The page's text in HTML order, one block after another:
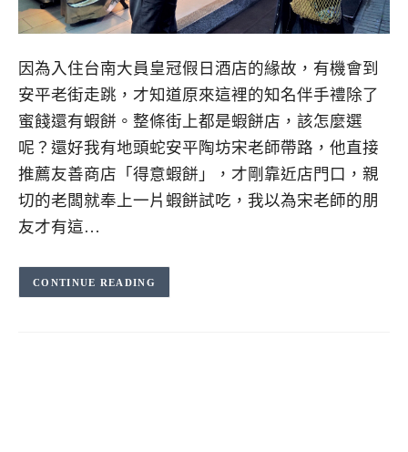
因為入住台南大員皇冠假日酒店的緣故，有機會到
安平老街走跳，才知道原來這裡的知名伴手禮除了
蜜餞還有蝦餅。整條街上都是蝦餅店，該怎麼選
呢？還好我有地頭蛇安平陶坊宋老師帶路，他直接
推薦友善商店「得意蝦餅」，才剛靠近店門口，親
切的老闆就奉上一片蝦餅試吃，我以為宋老師的朋
友才有這…
CONTINUE READING